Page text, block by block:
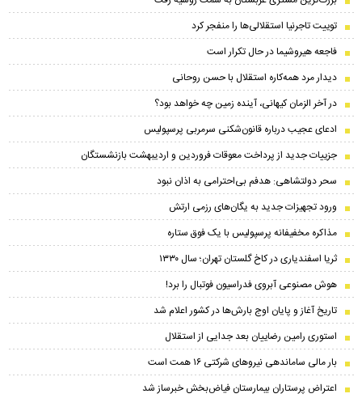
توییت تاجرنیا استقلالی‌ها را منفجر کرد
فاجعه هیروشیما در حال تکرار است
دیدار مرد همه‌کاره استقلال با حسن روحانی
در آخر الزمان کیهانی، آینده زمین چه خواهد بود؟
ادعای عجیب درباره قانون‌شکنی سرمربی پرسپولیس
جزییات جدید از پرداخت معوقات فروردین و اردیبهشت بازنشستگان
سحر دولتشاهی: هدفم بی‌احترامی به اذان نبود
ورود تجهیزات جدید به یگان‌های رزمی ارتش
مذاکره مخفیفانه پرسپولیس با یک فوق ستاره
ثریا اسفندیاری در کاخ گلستان تهران؛ سال ۱۳۳۰
هوش مصنوعی آبروی فدراسیون فوتبال را برد!
تاریخ آغاز و پایان اوج بارش‌ها در کشور اعلام شد
استوری رامین رضاییان بعد جدایی از استقلال
بار مالی ساماندهی نیروهای شرکتی ۱۶ همت است
اعتراض پرستاران بیمارستان فیاض‌بخش خبرساز شد